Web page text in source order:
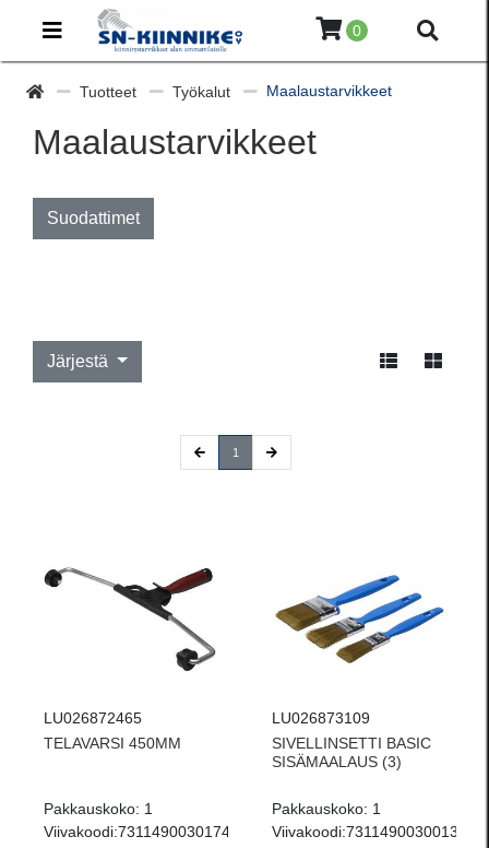
0
Tuotteet Työkalut Maalaustarvikkeet
Maalaustarvikkeet
Suodattimet
Järjestä
1 (current)
LU026872465
TELAVARSI 450MM
Pakkauskoko: 1
Viivakoodi:7311490030174
LU026873109
SIVELLINSETTI BASIC
SISÄMAALAUS (3)
Pakkauskoko: 1
Viivakoodi:7311490030013